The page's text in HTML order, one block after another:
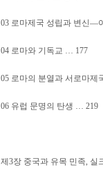
03 로마제국 성립과 변신—
04 로마와 기독교 … 177
05 로마의 분열과 서로마제
06 유럽 문명의 탄생 … 219
제3장 중국과 유목 민족, 실